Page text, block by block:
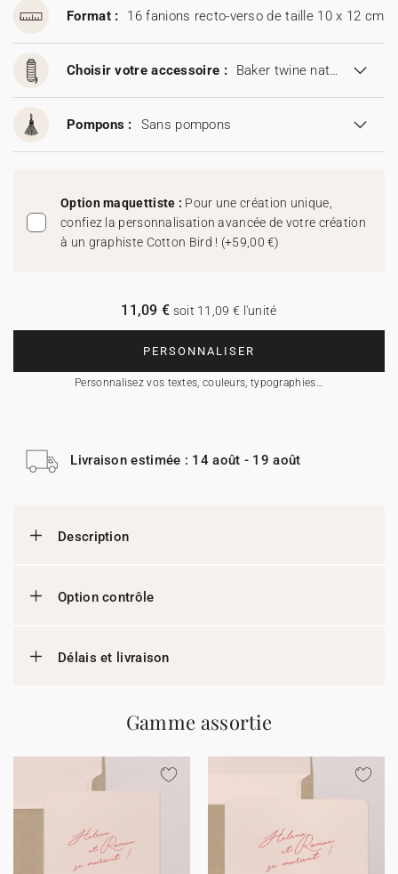
Format : 16 fanions recto-verso de taille 10 x 12 cm
Choisir votre accessoire : Baker twine naturel
Pompons : Sans pompons
Option maquettiste : Pour une création unique,
confiez la personnalisation avancée de votre création
à un graphiste Cotton Bird ! (+59,00 €)
PERSONNALISER
Personnalisez vos textes, couleurs, typographies…
11,09 € soit 11,09 € l'unité
Livraison estimée : 14 août - 19 août
Description
Option contrôle
Délais et livraison
Gamme assortie